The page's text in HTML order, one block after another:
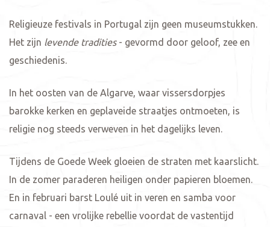
Religieuze festivals in Portugal zijn geen museumstukken.
Het zijn levende tradities- gevormd door geloof, zee en
geschiedenis.
In het oosten van de Algarve, waar vissersdorpjes
barokke kerken en geplaveide straatjes ontmoeten, is
religie nog steeds verweven in het dagelijks leven.
Tijdens de Goede Week gloeien de straten met kaarslicht.
In de zomer paraderen heiligen onder papieren bloemen.
En in februari barst Loulé uit in veren en samba voor
carnaval - een vrolijke rebellie voordat de vastentijd